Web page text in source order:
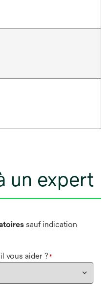
un expert
sauf indication
vous aider ? *